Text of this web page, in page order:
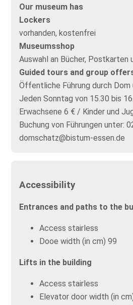
Our museum has
Lockers
vorhanden, kostenfrei
Museumsshop
Auswahl an Bücher, Postkarten
Guided tours and group
Öffentliche Führung durch Dom
Jeden Sonntag von 15.30 bis
Erwachsene 6 € / Kinder und
Buchung von Führungen unter:
domschatz@bistum-essen.de
Accessibility
Entrances and paths to the
Access stairless
Dooe width (in cm) 99
Lifts in the building
Access stairless
Elevator door width (in